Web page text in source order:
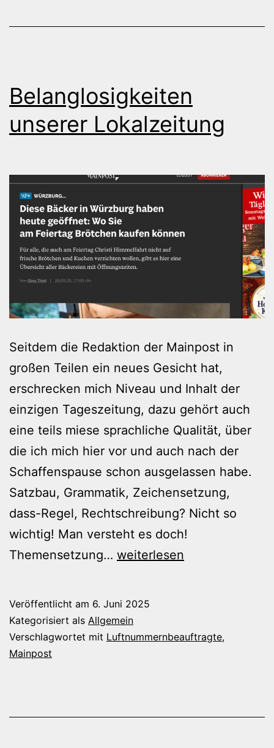
Belanglosigkeiten
unserer Lokalzeitung
Seitdem die Redaktion der Mainpost in
großen Teilen ein neues Gesicht hat,
erschrecken mich Niveau und Inhalt der
einzigen Tageszeitung, dazu gehört auch
eine teils miese sprachliche Qualität, über
die ich mich hier vor und auch nach der
Schaffenspause schon ausgelassen habe.
Satzbau, Grammatik, Zeichensetzung,
dass-Regel, Rechtschreibung? Nicht so
wichtig! Man versteht es doch!
Themensetzung… Belanglosigkeiten
weiterlesen
Veröffentlicht am 6. Juni 2025
Kategorisiert als Allgemein
Verschlagwortet mit Luftnummernbeauftragte,
Mainpost